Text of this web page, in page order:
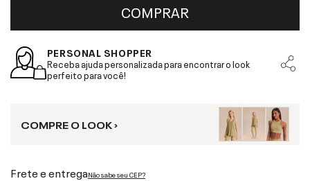
COMPRAR
PERSONAL SHOPPER
Receba ajuda personalizada para encontrar o look
perfeito para você!
COMPRE O LOOK ›
Frete e entregaNão sabe seu CEP?